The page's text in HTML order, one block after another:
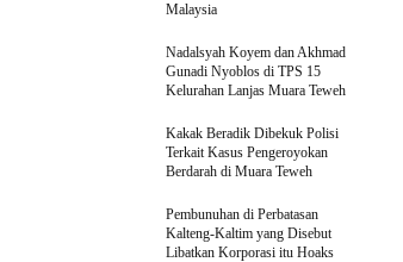
Malaysia
Nadalsyah Koyem dan Akhmad
Gunadi Nyoblos di TPS 15
Kelurahan Lanjas Muara Teweh
Kakak Beradik Dibekuk Polisi
Terkait Kasus Pengeroyokan
Berdarah di Muara Teweh
Pembunuhan di Perbatasan
Kalteng-Kaltim yang Disebut
Libatkan Korporasi itu Hoaks